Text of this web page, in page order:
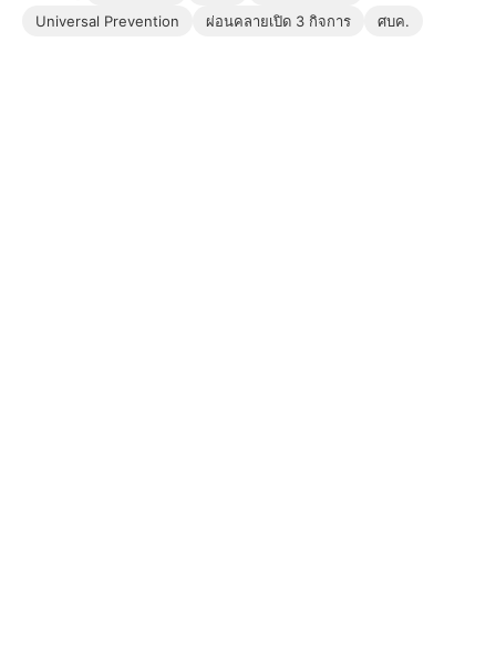
Universal Prevention ผ่อนคลายเปิด 3 กิจการ ศบค.